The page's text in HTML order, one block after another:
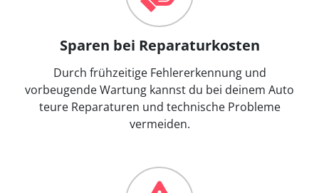
Sparen bei Reparaturkosten
Durch frühzeitige Fehlererkennung und
vorbeugende Wartung kannst du bei deinem Auto
teure Reparaturen und technische Probleme
vermeiden.